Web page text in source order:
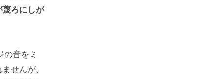
蔑ろにしが
の音をミ
せんが、